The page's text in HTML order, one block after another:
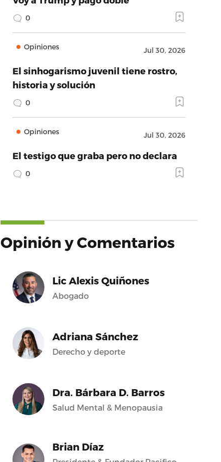
0
Opiniones Jul 30, 2026
El sinhogarismo juvenil tiene rostro,
historia y solución
0
Opiniones Jul 30, 2026
El testigo que graba pero no declara
0
Opinión y Comentarios
Lic Alexis Quiñones
Abogado
Adriana Sánchez
Derecho y deporte
Dra. Bárbara D. Barros
Salud Mental & Menopausia
Brian Díaz